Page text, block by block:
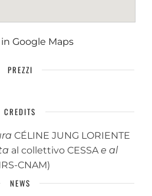
Google Maps
PREZZI
CREDITS
CÉLINE JUNG LORIENTE
al collettivo CESSAe al
CNAM)
NEWS